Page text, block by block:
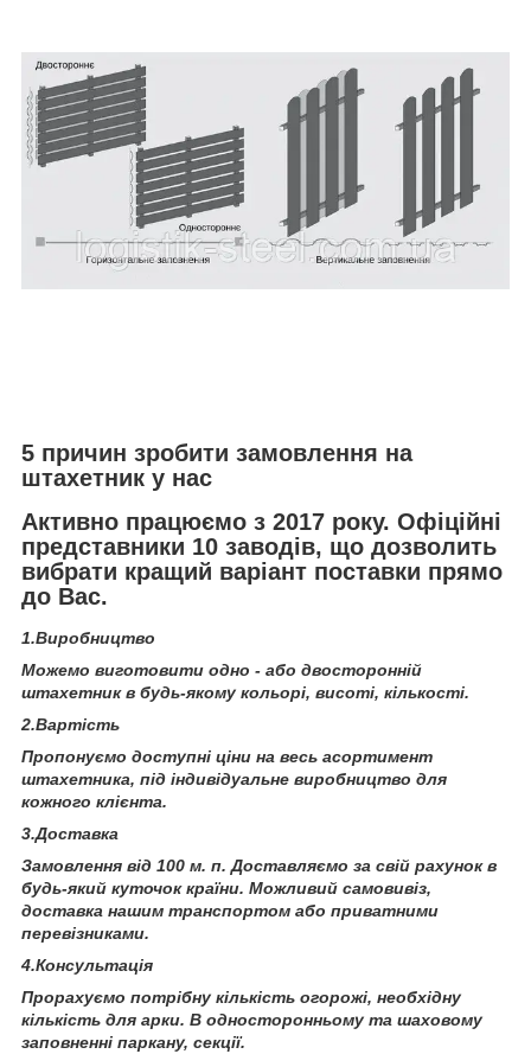
5 причин зробити замовлення на
штахетник у нас
Активно працюємо з 2017 року. Офіційні
представники 10 заводів, що дозволить
вибрати кращий варіант поставки прямо
до Вас.
1.Виробництво
Можемо виготовити одно - або двосторонній
штахетник в будь-якому кольорі, висоті, кількості.
2.Вартість
Пропонуємо доступні ціни на весь асортимент
штахетника, під індивідуальне виробництво для
кожного клієнта.
3.Доставка
Замовлення від 100 м. п. Доставляємо за свій рахунок в
будь-який куточок країни. Можливий самовивіз,
доставка нашим транспортом або приватними
перевізниками.
4.Консультація
Прорахуємо потрібну кількість огорожі, необхідну
кількість для арки. В односторонньому та шаховому
заповненні паркану, секції.